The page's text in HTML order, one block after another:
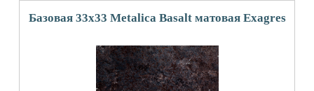
Базовая 33x33 Metalica Basalt матовая Exagres